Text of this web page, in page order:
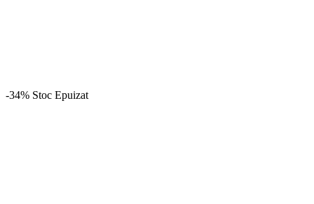
-34% Stoc Epuizat